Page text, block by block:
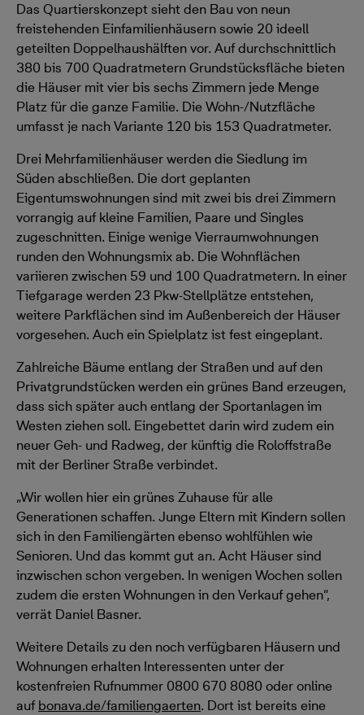
Das Quartierskonzept sieht den Bau von neun
freistehenden Einfamilienhäusern sowie 20 ideell
geteilten Doppelhaushälften vor. Auf durchschnittlich
380 bis 700 Quadratmetern Grundstücksfläche bieten
die Häuser mit vier bis sechs Zimmern jede Menge
Platz für die ganze Familie. Die Wohn-/Nutzfläche
umfasst je nach Variante 120 bis 153 Quadratmeter.
Drei Mehrfamilienhäuser werden die Siedlung im
Süden abschließen. Die dort geplanten
Eigentumswohnungen sind mit zwei bis drei Zimmern
vorrangig auf kleine Familien, Paare und Singles
zugeschnitten. Einige wenige Vierraumwohnungen
runden den Wohnungsmix ab. Die Wohnflächen
variieren zwischen 59 und 100 Quadratmetern. In einer
Tiefgarage werden 23 Pkw-Stellplätze entstehen,
weitere Parkflächen sind im Außenbereich der Häuser
vorgesehen. Auch ein Spielplatz ist fest eingeplant.
Zahlreiche Bäume entlang der Straßen und auf den
Privatgrundstücken werden ein grünes Band erzeugen,
dass sich später auch entlang der Sportanlagen im
Westen ziehen soll. Eingebettet darin wird zudem ein
neuer Geh- und Radweg, der künftig die Roloffstraße
mit der Berliner Straße verbindet.
„Wir wollen hier ein grünes Zuhause für alle
Generationen schaffen. Junge Eltern mit Kindern sollen
sich in den Familiengärten ebenso wohlfühlen wie
Senioren. Und das kommt gut an. Acht Häuser sind
inzwischen schon vergeben. In wenigen Wochen sollen
zudem die ersten Wohnungen in den Verkauf gehen“,
verrät Daniel Basner.
Weitere Details zu den noch verfügbaren Häusern und
Wohnungen erhalten Interessenten unter der
kostenfreien Rufnummer 0800 670 8080 oder online
auf bonava.de/familiengaerten. Dort ist bereits eine